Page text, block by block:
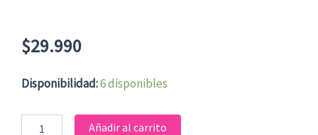
$29.990
Disponibilidad:6 disponibles
MARUMO
TAKAGI
Añadir al carrito